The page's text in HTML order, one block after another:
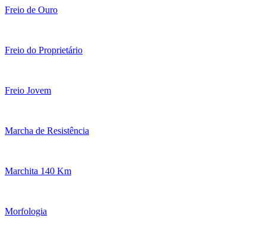
Freio de Ouro
Freio do Proprietário
Freio Jovem
Marcha de Resistência
Marchita 140 Km
Morfologia